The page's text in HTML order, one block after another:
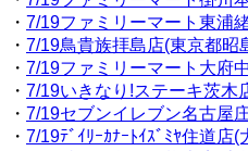
・ 7/19ファミリーマート東浦
・ 7/19鳥貴族拝島店(東京都昭
・ 7/19ファミリーマート大府
・ 7/19いきなり!ステーキ茨木
・ 7/19セブンイレブン名古屋
・ 7/19ﾃﾞｲﾘｰｶﾅｰﾄｲｽﾞﾐﾔ住道店(